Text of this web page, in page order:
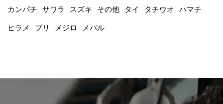
カンパチ サワラ スズキ その他 タイ タチウオ ハマチ
ヒラメ ブリ メジロ メバル